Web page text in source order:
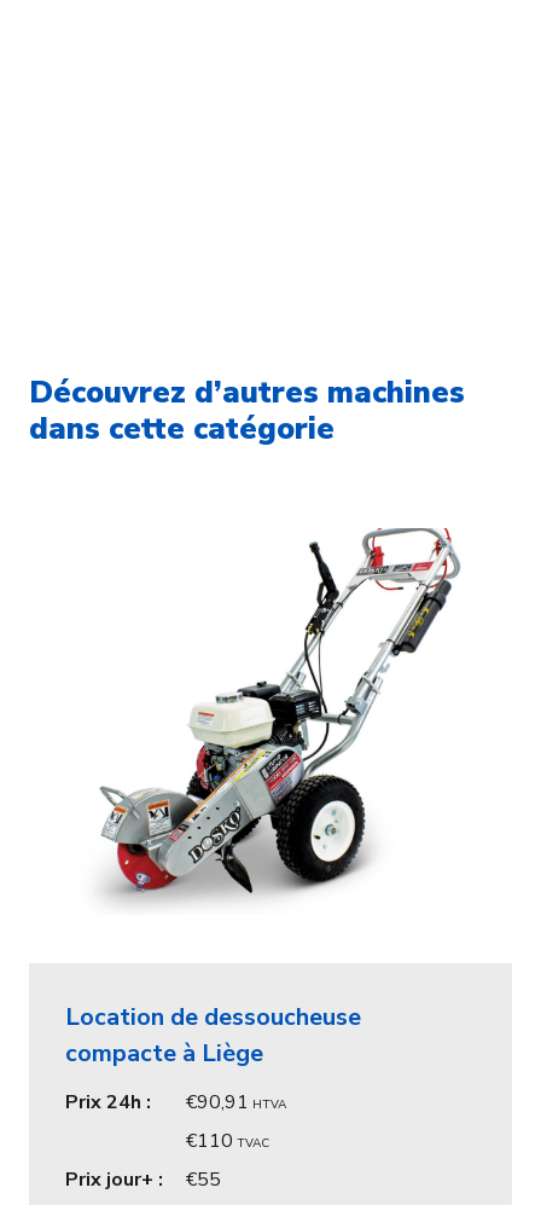
Découvrez d’autres machines
dans cette catégorie
Location de dessoucheuse
compacte à Liège
Prix 24h : 90,91 HTVA
110 TVAC
Prix jour+ :
55